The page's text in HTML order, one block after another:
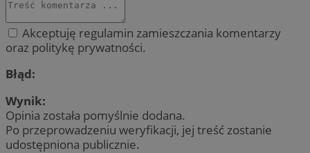
Akceptuję regulamin zamieszczania komentarzy
oraz politykę prywatności.
Błąd:
Wynik:
Opinia została pomyślnie dodana.
Po przeprowadzeniu weryfikacji, jej treść zostanie
udostępniona publicznie.